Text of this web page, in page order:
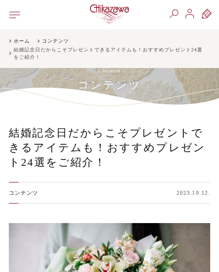
ホーム
コンテンツ
結婚記念日だからこそプレゼントできるアイテムも！おすすめプレゼント24選
をご紹介！
Contents
コンテンツ
結婚記念日だからこそプレゼントで
きるアイテムも！おすすめプレゼン
ト24選をご紹介！
コンテンツ 2023.10.12.